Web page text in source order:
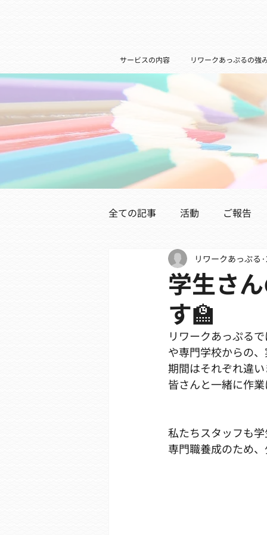
サービスの内容 リワークあっぷるの強
全ての記事 活動 ご報告
医療機関の皆様へ
学生さ
す🏫
リワークあっぷる
リワークあっぷる
や専門学校からの
期間はそれぞれ違
皆さんと一緒に作
私たちスタッフも
専門職養成のため